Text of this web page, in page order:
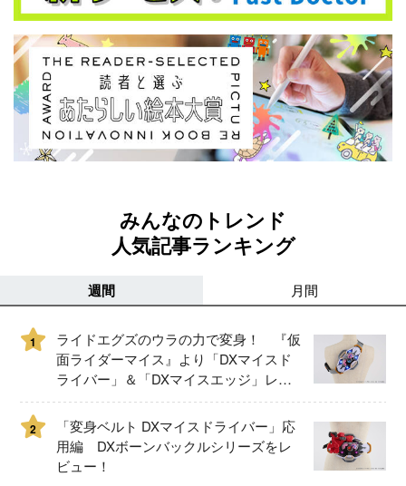
みんなのトレンド
人気記事ランキング
週間 月間
1
ライドエグズのウラの力で変身！ 『仮
面ライダーマイス』より「DXマイスド
ライバー」＆「DXマイスエッジ」レビ
ュー！
2
「変身ベルト DXマイスドライバー」応
用編 DXボーンバックルシリーズをレ
ビュー！